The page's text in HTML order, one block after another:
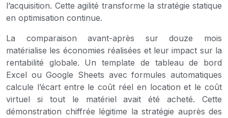
l’acquisition. Cette agilité transforme la stratégie statique
en optimisation continue.
La comparaison avant-après sur douze mois
matérialise les économies réalisées et leur impact sur la
rentabilité globale. Un template de tableau de bord
Excel ou Google Sheets avec formules automatiques
calcule l’écart entre le coût réel en location et le coût
virtuel si tout le matériel avait été acheté. Cette
démonstration chiffrée légitime la stratégie auprès des